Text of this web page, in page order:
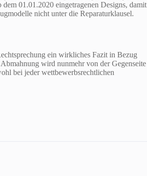
01.01.2020 eingetragenen Designs, damit
nicht unter die Reparaturklausel.
ein wirkliches Fazit in Bezug
wird nunmehr von der Gegenseite
bei jeder wettbewerbsrechtlichen